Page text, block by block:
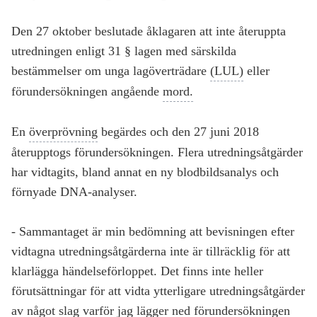
Den 27 oktober beslutade åklagaren att inte återuppta
utredningen enligt 31 § lagen med särskilda
bestämmelser om unga lagöverträdare (LUL) eller
förundersökningen angående mord.
En överprövning begärdes och den 27 juni 2018
återupptogs förundersökningen. Flera utredningsåtgärder
har vidtagits, bland annat en ny blodbildsanalys och
förnyade DNA-analyser.
- Sammantaget är min bedömning att bevisningen efter
vidtagna utredningsåtgärderna inte är tillräcklig för att
klarlägga händelseförloppet. Det finns inte heller
förutsättningar för att vidta ytterligare utredningsåtgärder
av något slag varför jag lägger ned förundersökningen